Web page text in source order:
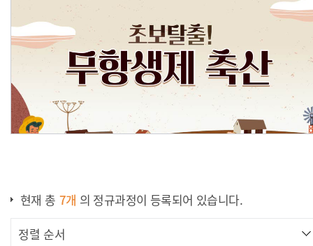
현재 총 7개 의 정규과정이 등록되어 있습니다.